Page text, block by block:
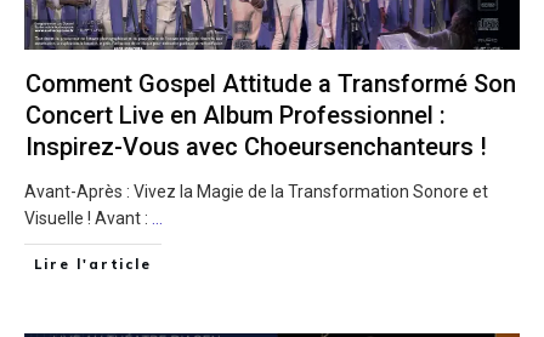
Comment Gospel Attitude a Transformé Son
Concert Live en Album Professionnel :
Inspirez-Vous avec Choeursenchanteurs !
Avant-Après : Vivez la Magie de la Transformation Sonore et
Visuelle ! Avant :
Lire l'article